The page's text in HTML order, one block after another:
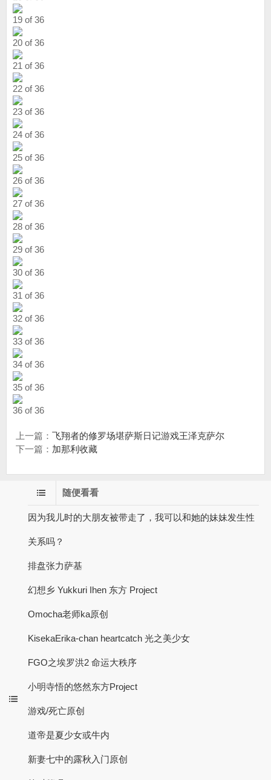
19 of 36
20 of 36
21 of 36
22 of 36
23 of 36
24 of 36
25 of 36
26 of 36
27 of 36
28 of 36
29 of 36
30 of 36
31 of 36
32 of 36
33 of 36
34 of 36
35 of 36
36 of 36
上一篇： 飞翔者的修罗场堪萨斯日记游戏王泽克萨尔
下一篇： 加那利收藏
随便看看
因为我儿时的大朋友被带走了，我可以和她的妹妹发生性
关系吗？
排盘张力萨基
幻想乡 Yukkuri Ihen 东方 Project
Omocha老师ka原创
KisekaErika-chan heartcatch 光之美少女
FGO之埃罗洪2 命运大秩序
小明寺悟的悠然东方Project
游戏/死亡原创
道帝是夏少女或牛内
新妻七中的露秋入门原创